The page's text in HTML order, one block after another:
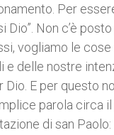
Per
Dio”. Non c’è
vogliamo le
e delle nostre
Dio. E per questo
parola circa
di san